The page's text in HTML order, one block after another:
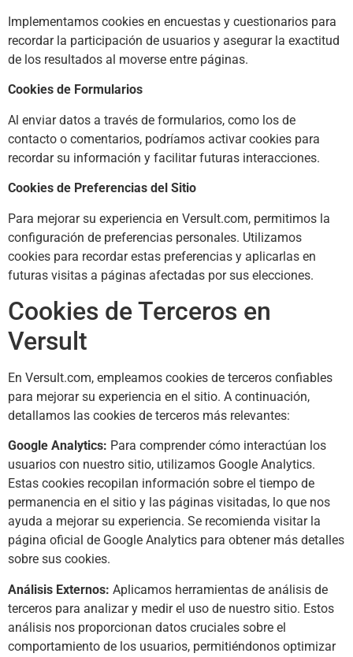
Implementamos cookies en encuestas y cuestionarios para
recordar la participación de usuarios y asegurar la exactitud
de los resultados al moverse entre páginas.
Cookies de Formularios
Al enviar datos a través de formularios, como los de
contacto o comentarios, podríamos activar cookies para
recordar su información y facilitar futuras interacciones.
Cookies de Preferencias del Sitio
Para mejorar su experiencia en Versult.com, permitimos la
configuración de preferencias personales. Utilizamos
cookies para recordar estas preferencias y aplicarlas en
futuras visitas a páginas afectadas por sus elecciones.
Cookies de Terceros en
Versult
En Versult.com, empleamos cookies de terceros confiables
para mejorar su experiencia en el sitio. A continuación,
detallamos las cookies de terceros más relevantes:
Google Analytics: Para comprender cómo interactúan los
usuarios con nuestro sitio, utilizamos Google Analytics.
Estas cookies recopilan información sobre el tiempo de
permanencia en el sitio y las páginas visitadas, lo que nos
ayuda a mejorar su experiencia. Se recomienda visitar la
página oficial de Google Analytics para obtener más detalles
sobre sus cookies.
Análisis Externos: Aplicamos herramientas de análisis de
terceros para analizar y medir el uso de nuestro sitio. Estos
análisis nos proporcionan datos cruciales sobre el
comportamiento de los usuarios, permitiéndonos optimizar